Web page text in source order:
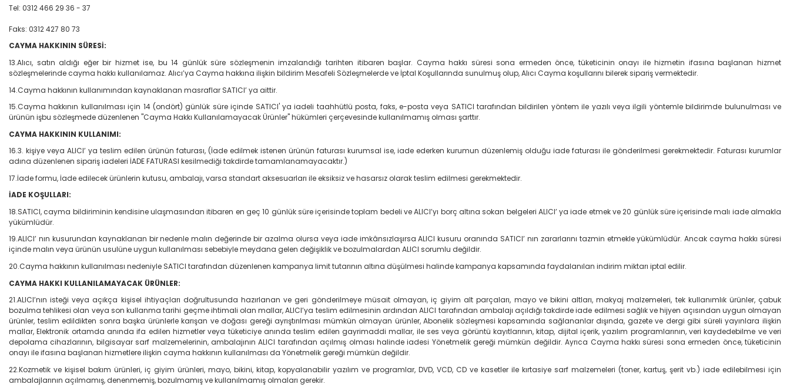
Tel: 0312 466 29 36 - 37
Faks: 0312 427 80 73
CAYMA HAKKININ SÜRESİ:
13.Alıcı, satın aldığı eğer bir hizmet ise, bu 14 günlük süre sözleşmenin imzalandığı tarihten itibaren başlar. Cayma hakkı süresi sona ermeden önce, tüketicinin onayı ile hizmetin ifasına başlanan hizmet
sözleşmelerinde cayma hakkı kullanılamaz. Alıcı’ya Cayma hakkına ilişkin bildirim Mesafeli Sözleşmelerde ve İptal Koşullarında sunulmuş olup, Alıcı Cayma koşullarını bilerek sipariş vermektedir.
14.Cayma hakkının kullanımından kaynaklanan masraflar SATICI’ ya aittir.
15.Cayma hakkının kullanılması için 14 (ondört) günlük süre içinde SATICI' ya iadeli taahhütlü posta, faks, e-posta veya SATICI tarafından bildirilen yöntem ile yazılı veya ilgili yöntemle bildirimde bulunulması ve
ürünün işbu sözleşmede düzenlenen "Cayma Hakkı Kullanılamayacak Ürünler" hükümleri çerçevesinde kullanılmamış olması şarttır.
CAYMA HAKKININ KULLANIMI:
16.3. kişiye veya ALICI’ ya teslim edilen ürünün faturası, (İade edilmek istenen ürünün faturası kurumsal ise, iade ederken kurumun düzenlemiş olduğu iade faturası ile gönderilmesi gerekmektedir. Faturası kurumlar
adına düzenlenen sipariş iadeleri İADE FATURASI kesilmediği takdirde tamamlanamayacaktır.)
17.İade formu, İade edilecek ürünlerin kutusu, ambalajı, varsa standart aksesuarları ile eksiksiz ve hasarsız olarak teslim edilmesi gerekmektedir.
İADE KOŞULLARI:
18.SATICI, cayma bildiriminin kendisine ulaşmasından itibaren en geç 10 günlük süre içerisinde toplam bedeli ve ALICI’yı borç altına sokan belgeleri ALICI’ ya iade etmek ve 20 günlük süre içerisinde malı iade almakla
yükümlüdür.
19.ALICI’ nın kusurundan kaynaklanan bir nedenle malın değerinde bir azalma olursa veya iade imkânsızlaşırsa ALICI kusuru oranında SATICI’ nın zararlarını tazmin etmekle yükümlüdür. Ancak cayma hakkı süresi
içinde malın veya ürünün usulüne uygun kullanılması sebebiyle meydana gelen değişiklik ve bozulmalardan ALICI sorumlu değildir.
20.Cayma hakkının kullanılması nedeniyle SATICI tarafından düzenlenen kampanya limit tutarının altına düşülmesi halinde kampanya kapsamında faydalanılan indirim miktarı iptal edilir.
CAYMA HAKKI KULLANILAMAYACAK ÜRÜNLER:
21.ALICI’nın isteği veya açıkça kişisel ihtiyaçları doğrultusunda hazırlanan ve geri gönderilmeye müsait olmayan, iç giyim alt parçaları, mayo ve bikini altları, makyaj malzemeleri, tek kullanımlık ürünler, çabuk
bozulma tehlikesi olan veya son kullanma tarihi geçme ihtimali olan mallar, ALICI’ya teslim edilmesinin ardından ALICI tarafından ambalajı açıldığı takdirde iade edilmesi sağlık ve hijyen açısından uygun olmayan
ürünler, teslim edildikten sonra başka ürünlerle karışan ve doğası gereği ayrıştırılması mümkün olmayan ürünler, Abonelik sözleşmesi kapsamında sağlananlar dışında, gazete ve dergi gibi süreli yayınlara ilişkin
mallar, Elektronik ortamda anında ifa edilen hizmetler veya tüketiciye anında teslim edilen gayrimaddi mallar, ile ses veya görüntü kayıtlarının, kitap, dijital içerik, yazılım programlarının, veri kaydedebilme ve veri
depolama cihazlarının, bilgisayar sarf malzemelerinin, ambalajının ALICI tarafından açılmış olması halinde iadesi Yönetmelik gereği mümkün değildir. Ayrıca Cayma hakkı süresi sona ermeden önce, tüketicinin
onayı ile ifasına başlanan hizmetlere ilişkin cayma hakkının kullanılması da Yönetmelik gereği mümkün değildir.
22.Kozmetik ve kişisel bakım ürünleri, iç giyim ürünleri, mayo, bikini, kitap, kopyalanabilir yazılım ve programlar, DVD, VCD, CD ve kasetler ile kırtasiye sarf malzemeleri (toner, kartuş, şerit vb.) iade edilebilmesi için
ambalajlarının açılmamış, denenmemiş, bozulmamış ve kullanılmamış olmaları gerekir.